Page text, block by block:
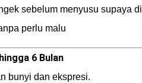
sebelum menyusu supaya
perlu malu
6 Bulan
bunyi dan ekspresi.